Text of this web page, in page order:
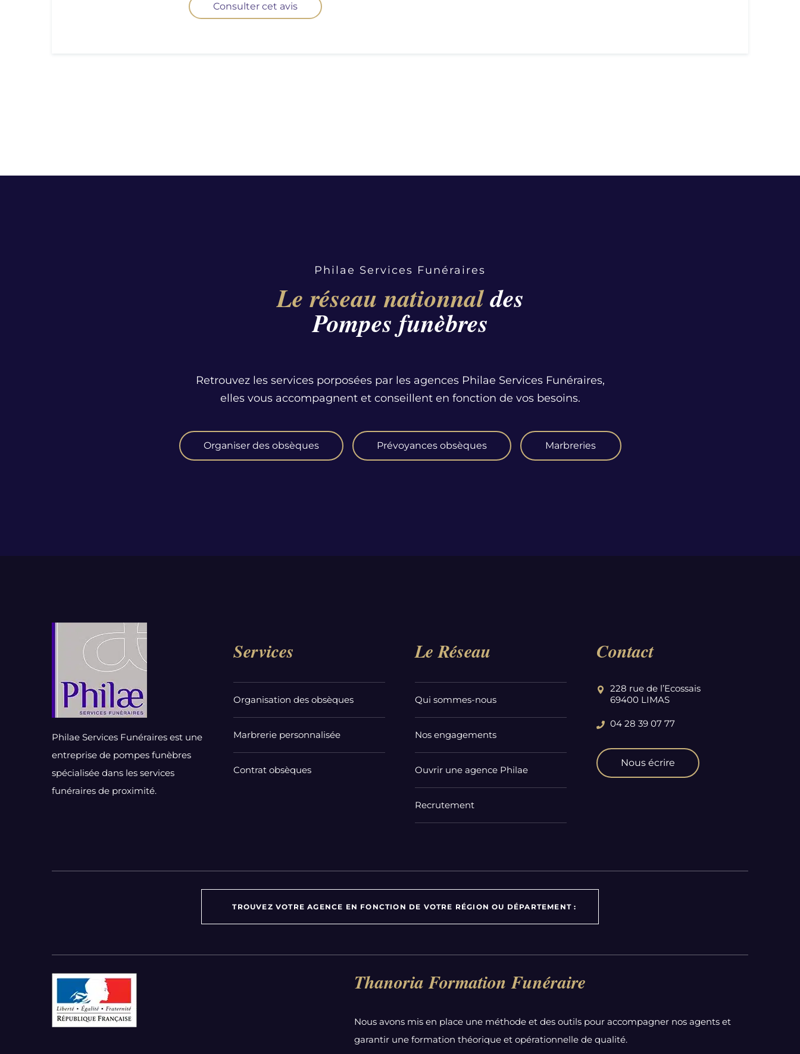
Consulter cet avis
Philae Services Funéraires
Le réseau nationnaldes
Pompes funèbres
Retrouvez les services porposées par les agences Philae Services Funéraires,
elles vous accompagnent et conseillent en fonction de vos besoins.
Organiser des obsèques Prévoyances obsèques Marbreries
Philae Services Funéraires est une
entreprise de pompes funèbres
spécialisée dans les services
funéraires de proximité.
Services
Organisation des obsèques
Marbrerie personnalisée
Contrat obsèques
Le Réseau
Qui sommes-nous
Nos engagements
Ouvrir une agence Philae
Recrutement
Contact
228 rue de l’Ecossais
69400 LIMAS
04 28 39 07 77
Nous écrire
TROUVEZ VOTRE AGENCE EN FONCTION DE VOTRE RÉGION OU DÉPARTEMENT :
Par région :
Auvergne-Rhône-Alpes
Bourgogne-Franche-Comté
Thanoria Formation Funéraire
Nous avons mis en place une méthode et des outils pour accompagner nos agents et
garantir une formation théorique et opérationnelle de qualité.